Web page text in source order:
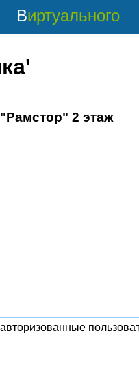
Виртуального
2 этаж